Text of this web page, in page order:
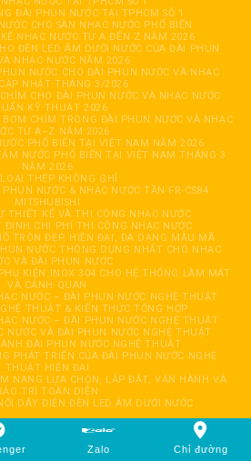
Zalo Chỉ đường
ĐÀI PHUN NƯỚC TẠI TPHCM SỐ 1
CHO SÀN NHẠC NƯỚC PHỔ BIẾN
NHẠC NƯỚC TỪ A ĐẾN Z NĂM 2026
ĐÈN LED ÂM DƯỚI NƯỚC CỦA ĐÀI PHUN
NHẠC NƯỚC NĂM 2026
NƯỚC CHO ĐÀI PHUN NƯỚC VÀ NHẠC
NHẬT THÁNG 3/2026
CHO ĐÀI PHUN NƯỚC VÀ NHẠC NƯỚC
KỸ THUẬT 2026
CHÌM TRONG ĐÀI PHUN NƯỚC VÀ NHẠC
TỪ A–Z NĂM 2026
PHỔ BIẾN TẠI VIỆT NAM NĂM 2026
NƯỚC PHỔ BIẾN TẠI VIỆT NAM THÁNG 3
NĂM 2026
THÉP KHÔNG GHỈ
NƯỚC & NHẠC NƯỚC TẦN FR-CS84
MITSHUBISHI
THIẾT KẾ VÀ THI CÔNG NHẠC NƯỚC
ĐỊNH CHI PHÍ THI CÔNG NHẠC NƯỚC
TRÒN ĐẸP, HIỆN ĐẠI, ĐA DẠNG MẪU MÃ
NƯỚC THÔNG DỤNG NHẤT CHO NHẠC
VÀ ĐÀI PHUN NƯỚC
KIỆN INOX 304 CHO HỆ THỐNG LÀM MÁT
VÀ CẢNH QUAN
NƯỚC – ĐÀI PHUN NƯỚC NGHỆ THUẬT
THUẬT & KIẾN THỨC TỔNG HỢP
NƯỚC – ĐÀI PHUN NƯỚC NGHỆ THUẬT
NƯỚC VÀ ĐÀI PHUN NƯỚC NGHỆ THUẬT
ĐÀI PHUN NƯỚC NGHỆ THUẬT
PHÁT TRIỂN CỦA ĐÀI PHUN NƯỚC NGHỆ
THUẬT HIỆN ĐẠI
NANG LỰA CHỌN, LẮP ĐẶT, VẬN HÀNH VÀ
TRÌ TOÀN DIỆN
DÂY ĐIỆN ĐÈN LED ÂM DƯỚI NƯỚC
TỰ ĐỘNG HOÁ GIẢI TRÍ HẢI ĐĂNG. All
Design byHaiDang